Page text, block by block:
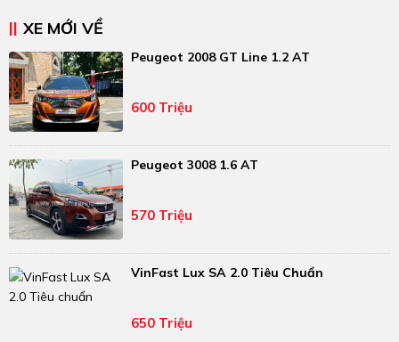
XE MỚI VỀ
Peugeot 2008 GT Line 1.2 AT
600 Triệu
Peugeot 3008 1.6 AT
570 Triệu
VinFast Lux SA 2.0 Tiêu Chuẩn
650 Triệu